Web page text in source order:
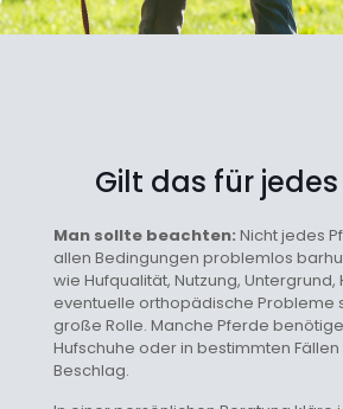
Gilt das für
Man sollte beachten: Nicht jedes
allen Bedingungen problemlos
wie Hufqualität, Nutzung, Untergrund,
eventuelle orthopädische Probleme
große Rolle. Manche Pferde
Hufschuhe oder in bestimmten
Beschlag.